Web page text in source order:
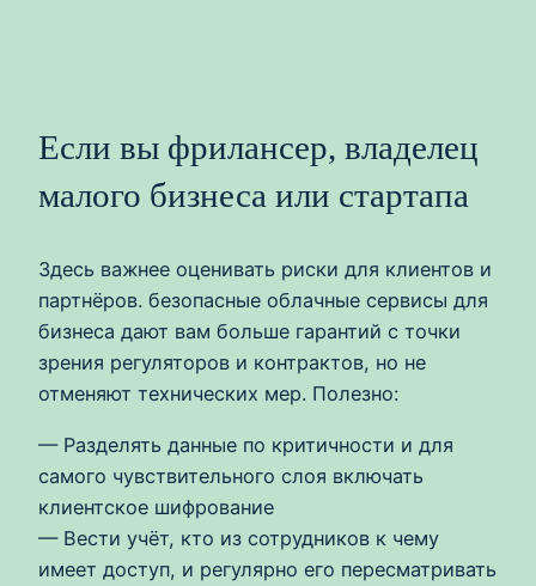
Если вы фрилансер, владелец
малого бизнеса или стартапа
Здесь важнее оценивать риски для клиентов и
партнёров. безопасные облачные сервисы для
бизнеса дают вам больше гарантий с точки
зрения регуляторов и контрактов, но не
отменяют технических мер. Полезно:
— Разделять данные по критичности и для
самого чувствительного слоя включать
клиентское шифрование
— Вести учёт, кто из сотрудников к чему
имеет доступ, и регулярно его пересматривать